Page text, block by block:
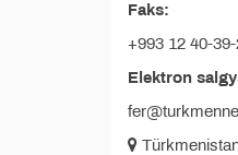
Faks:
+993 12 40-
Elektron